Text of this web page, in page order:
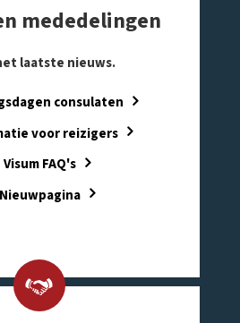
mededelingen
laatste nieuws.
consulaten
voor reizigers
Visum FAQ's
Nieuwpagina